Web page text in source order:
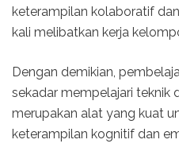
keterampilan kolaboratif
kali melibatkan kerja
Dengan demikian,
sekadar mempelajari teknik
merupakan alat yang kuat
keterampilan kognitif dan